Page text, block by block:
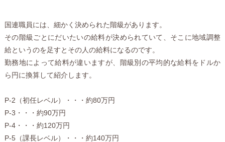
国連職員には、細かく決められた階級があります。
その階級ごとにだいたいの給料が決められていて、そこに地域調整
給というのを足すとその人の給料になるのです。
勤務地によって給料が違いますが、階級別の平均的な給料をドルか
ら円に換算して紹介します。
P-2（初任レベル）・・・約80万円
P-3・・・約90万円
P-4・・・約120万円
P-5（課長レベル）・・・約140万円